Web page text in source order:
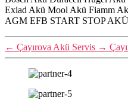
Exiad Akü Mool Akü Fiamm
AGM EFB START STOP
← Çayırova Akü Servis →